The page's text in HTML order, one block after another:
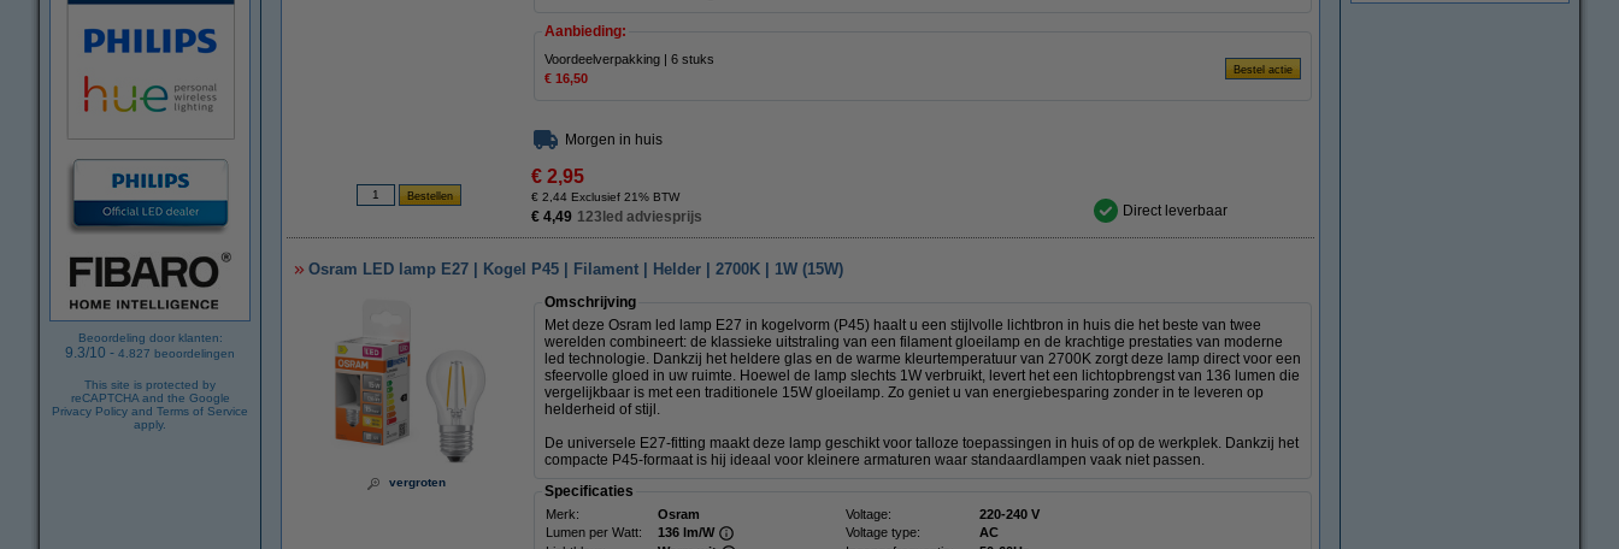
Beoordeling door klanten:
9.3/10 - 4.827 beoordelingen
This site is protected by
reCAPTCHA and the Google
Privacy Policy and Terms of Service
apply.
Aanbieding:
Voordeelverpakking | 6 stuks
€ 16,50
Morgen in huis
€ 2,95
€ 2,44 Exclusief 21% BTW
€ 4,49 123led adviesprijs Direct leverbaar
Osram LED lamp E27 | Kogel P45 | Filament | Helder | 2700K | 1W (15W)
vergroten
Omschrijving
Met deze Osram led lamp E27 in kogelvorm (P45) haalt u een stijlvolle lichtbron in huis die het beste van twee
werelden combineert: de klassieke uitstraling van een filament gloeilamp en de krachtige prestaties van moderne
led technologie. Dankzij het heldere glas en de warme kleurtemperatuur van 2700K zorgt deze lamp direct voor een
sfeervolle gloed in uw ruimte. Hoewel de lamp slechts 1W verbruikt, levert het een lichtopbrengst van 136 lumen die
vergelijkbaar is met een traditionele 15W gloeilamp. Zo geniet u van energiebesparing zonder in te leveren op
helderheid of stijl.
De universele E27-fitting maakt deze lamp geschikt voor talloze toepassingen in huis of op de werkplek. Dankzij het
compacte P45-formaat is hij ideaal voor kleinere armaturen waar standaardlampen vaak niet passen.
Specificaties
Merk: Osram Voltage:
220-240 V
Lumen per Watt:
136 lm/W Voltage type:
AC